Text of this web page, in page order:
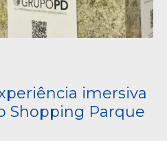
imersiva
Shopping Parque